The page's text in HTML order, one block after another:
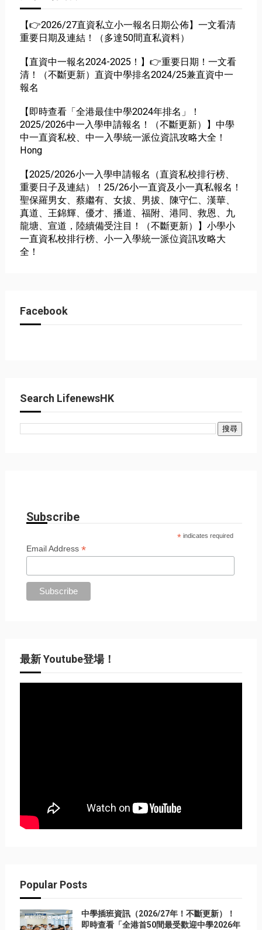
【👉2026/27直資私立小一報名日期公佈】一文看清
重要日期及連結！（多達50間直私資料）
【直資中一報名2024-2025！】👉重要日期！一文看
清！（不斷更新）直資中學排名2024/25兼直資中一
報名
【即時查看「全港最佳中學2024年排名」！
2025/2026中一入學申請報名！（不斷更新）】中學
中一直資私校、中一入學統一派位資訊攻略大全！
Hong
【2025/2026小一入學申請報名（直資私校排行榜、
重要日子及連結）！25/26小一直資及小一真私報名！
聖保羅男女、蔡繼有、女拔、男拔、陳守仁、漢華、
真道、王錦輝、優才、播道、福附、港同、救恩、九
龍塘、宣道，陸續備受注目！（不斷更新）】小學小
一直資私校排行榜、小一入學統一派位資訊攻略大
全！
Facebook
Search LifenewsHK
Subscribe
* indicates required
Email Address*
最新 Youtube登場！
Popular Posts
中學插班資訊（2026/27年！不斷更新）！
即時查看「全港首50間最受歡迎中學2026年